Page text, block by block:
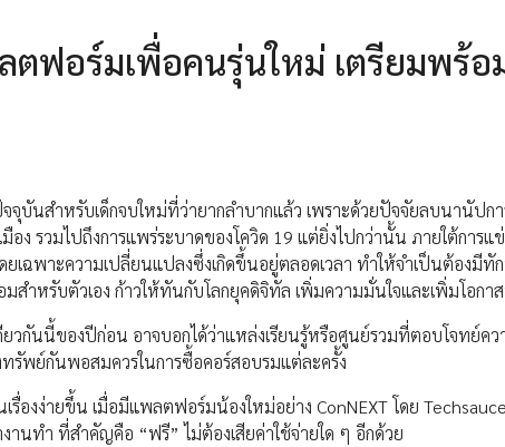
ตฟอร์มเพื่อคนรุ่นใหม่ เตรียมพร้อ
บันสำหรับเด็กจบใหม่ที่ว่ายากลำบากแล้ว เพราะด้วยปัจจัยลบนานัปกา
อง รวมไปถึงการแพร่ระบาดของโควิด 19 แต่ยิ่งไปกว่านั้น ภายใต้การ
ฉพาะความเปลี่ยนแปลงซึ่งเกิดขึ้นอยู่ตลอดเวลา ทำให้จำเป็นต้องมีทั
มสำหรับตัวเอง ก้าวให้ทันกับโลกยุคดิจิทัล เพิ่มความมั่นใจและเพิ่มโอก
ดียวกันนี้ของปีก่อน อาจบอกได้ว่าแหล่งเรียนรู้หรือศูนย์รวมที่ตอบโจทย์
ทรัพย์กันพอสมควรในการซื้อคอร์สอบรมแต่ละครั้ง
รื่องง่ายขึ้น เมื่อมีแพลตฟอร์มน้องใหม่อย่าง ConNEXT โดย
านทำ ที่สำคัญคือ “ฟรี” ไม่ต้องเสียค่าใช้จ่ายใด ๆ อีกด้วย